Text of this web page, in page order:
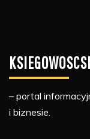
– portal
i biznesie.